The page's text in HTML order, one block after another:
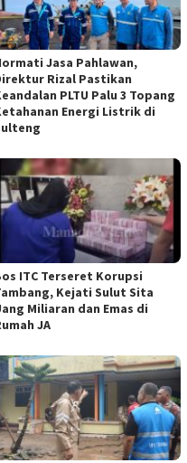
Jasa Pahlawan,
Rizal Pastikan
PLTU Palu 3 Topang
Energi Listrik di
ITC Terseret Korupsi
Kejati Sulut Sita
Miliaran dan Emas di
JA